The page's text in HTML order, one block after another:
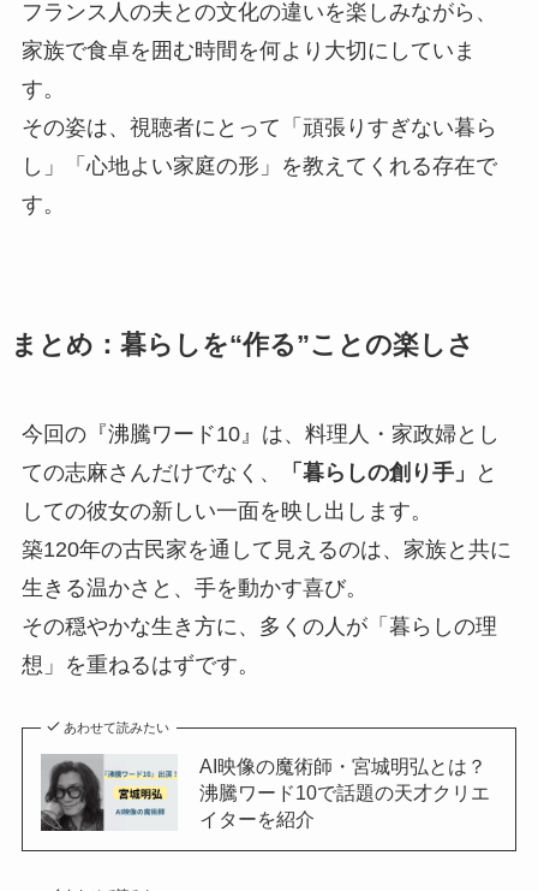
フランス人の夫との文化の違いを楽しみながら、
家族で食卓を囲む時間を何より大切にしていま
す。
その姿は、視聴者にとって「頑張りすぎない暮ら
し」「心地よい家庭の形」を教えてくれる存在で
す。
まとめ：暮らしを“作る”ことの楽しさ
今回の『沸騰ワード10』は、料理人・家政婦とし
ての志麻さんだけでなく、
「暮らしの創り手」
と
しての彼女の新しい一面を映し出します。
築120年の古民家を通して見えるのは、家族と共に
生きる温かさと、手を動かす喜び。
その穏やかな生き方に、多くの人が「暮らしの理
想」を重ねるはずです。
あわせて読みたい
AI映像の魔術師・宮城明弘とは？
沸騰ワード10で話題の天才クリエ
イターを紹介